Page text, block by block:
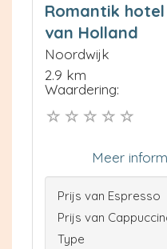
Romantik
van Holland
Noordwijk
2.9 km
Waardering:
Meer
Prijs van Espresso
Prijs van
Type